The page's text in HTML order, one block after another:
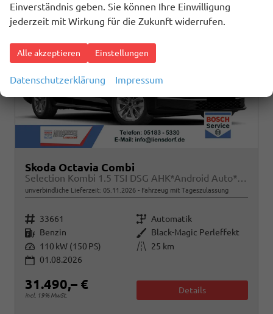
Skoda Octavia Combi
Selection Kombi 1.5 TSI DSG AHK*Android Auto*ACC*SHZ*E-Heck*Keyless*Kamera*2Z Klimaauto
unverbindliche Lieferzeit: 05.11.2026 Fahrzeug mit Tageszulassung
Fahrzeugnr. 33661 Getriebe Automatik
Kraftstoff Benzin Außenfarbe Black-Magic Perleffekt
Leistung 110 kW (150 PS) Kilometerstand
25 km
01.08.2026
31.490,– €
incl. 19% MwSt.
Details
Einverständnis geben. Sie können Ihre Einwilligung
jederzeit mit Wirkung für die Zukunft widerrufen.
Alle akzeptieren Einstellungen
Datenschutzerklärung Impressum